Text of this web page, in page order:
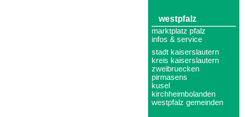
westpfalz
marktplatz pfalz
infos & service
stadt kaiserslautern
kreis kaiserslautern
zweibruecken
pirmasens
kusel
kirchheimbolanden
westpfalz gemeinden